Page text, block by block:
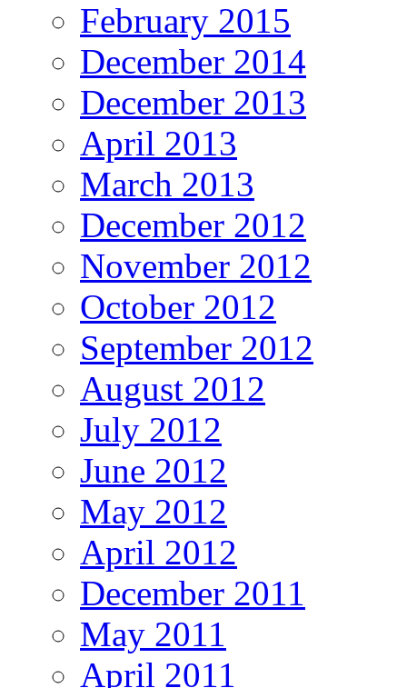
February 2015
December 2014
December 2013
April 2013
March 2013
December 2012
November 2012
October 2012
September 2012
August 2012
July 2012
June 2012
May 2012
April 2012
December 2011
May 2011
April 2011